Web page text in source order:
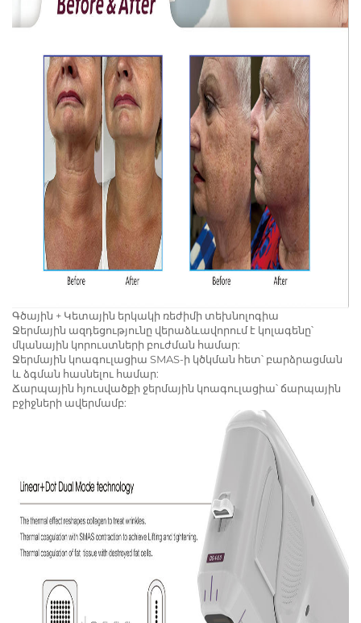
Գծային + Կետային երկակի ռեժիմի տեխնոլոգիա
Ջերմային ազդեցությունը վերաձևավորում է կոլագենը՝
մկանային կորուստների բուժման համար:
Ջերմային կոագուլացիա SMAS-ի կծկման հետ՝ բարձրացման
և ձգման հասնելու համար:
Ճարպային հյուսվածքի ջերմային կոագուլացիա՝ ճարպային
բջիջների ավերմամբ: